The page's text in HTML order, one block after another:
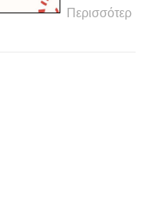
Περισσότερ